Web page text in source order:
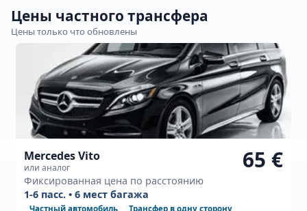
Цены частного трансфера
Цены только что обновлены
Mercedes Vito
или аналог
Фиксированная цена по расстоянию
65 €
1-6 пасс. • 6 мест багажа
Частный автомобиль
Трансфер в одну сторону